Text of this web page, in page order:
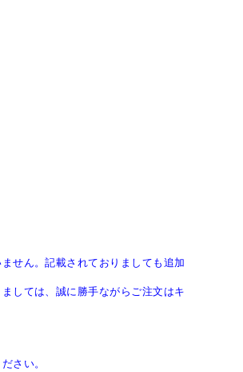
せん。記載されておりましても追加
しては、誠に勝手ながらご注文はキ
さい。